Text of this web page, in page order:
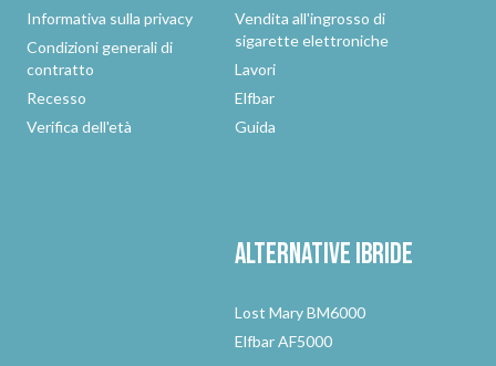
Informativa sulla privacy
Condizioni generali di
contratto
Recesso
Verifica dell'età
Vendita all'ingrosso di
sigarette elettroniche
Lavori
Elfbar
Guida
Alternativeibride
Lost Mary BM6000
Elfbar AF5000